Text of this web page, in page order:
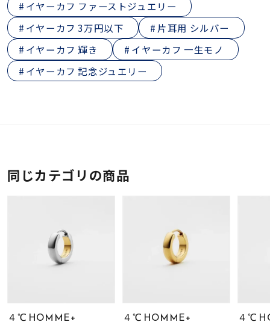
イヤーカフ ファーストジュエリー
イヤーカフ 3万円以下
片耳用 シルバー
イヤーカフ 輝き
イヤーカフ 一生モノ
イヤーカフ 記念ジュエリー
同じカテゴリの商品
４℃ HOMME+ ４℃ HOMME+ ４℃